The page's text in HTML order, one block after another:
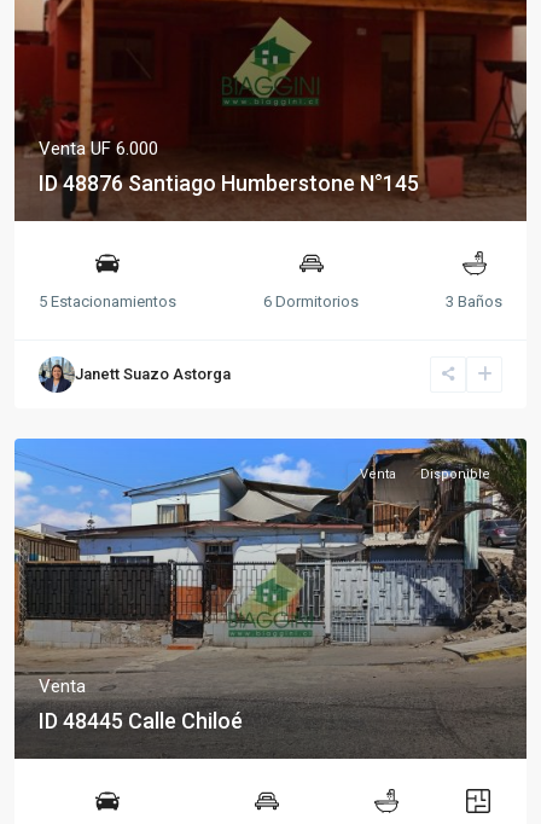
VentaUF 6.000
ID 48876 Santiago Humberstone N°145
5 Estacionamientos 6 Dormitorios 3 Baños
Janett Suazo Astorga
Venta Disponible
Venta
ID 48445 Calle Chiloé